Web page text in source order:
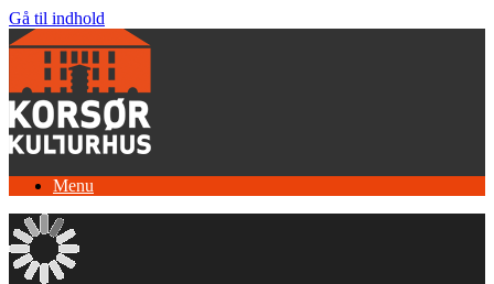
Gå til indhold
Menu